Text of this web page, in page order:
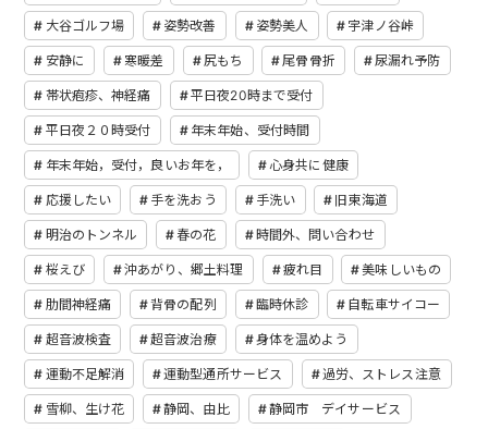
大谷ゴルフ場 姿勢改善 姿勢美人 宇津ノ谷峠
安静に 寒暖差 尻もち 尾骨骨折 尿漏れ予防
帯状疱疹、神経痛 平日夜20時まで受付
平日夜２０時受付 年末年始、受付時間
年末年始，受付，良いお年を， 心身共に健康
応援したい 手を洗おう 手洗い 旧東海道
明治のトンネル 春の花 時間外、問い合わせ
桜えび 沖あがり、郷土料理 疲れ目 美味しいもの
肋間神経痛 背骨の配列 臨時休診 自転車サイコー
超音波検査 超音波治療 身体を温めよう
運動不足解消 運動型通所サービス 過労、ストレス注意
雪柳、生け花 静岡、由比 静岡市 デイサービス